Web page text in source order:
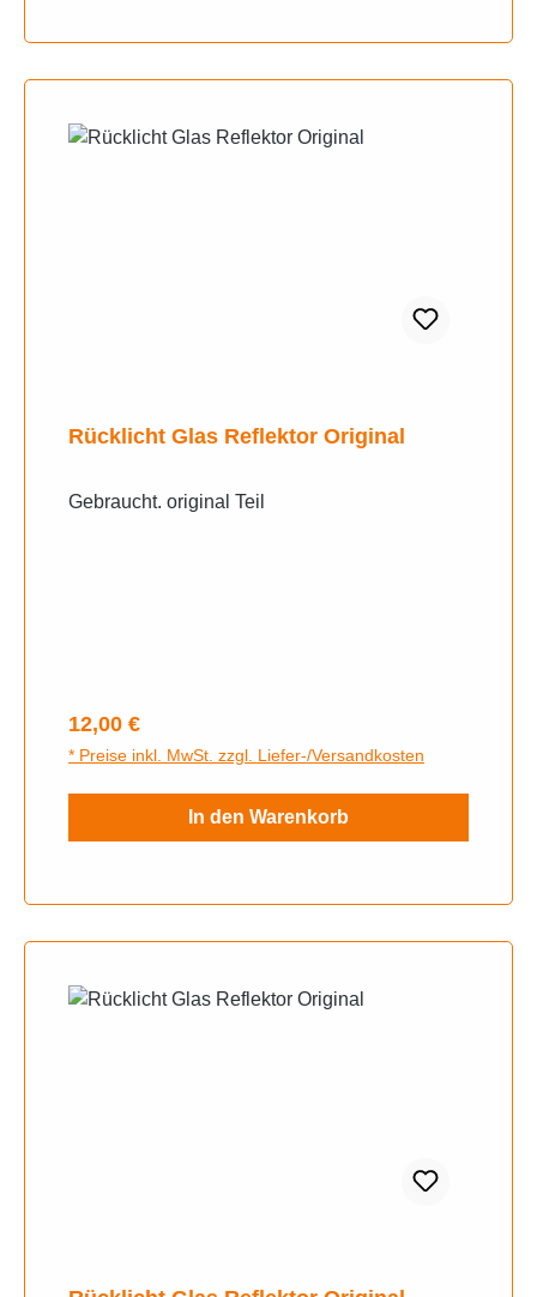
Rücklicht Glas Reflektor Original
Gebraucht. original Teil
Regulärer Preis:
12,00 €
* Preise inkl. MwSt. zzgl. Liefer-/Versandkosten
In den Warenkorb